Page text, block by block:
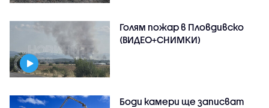
Голям пожар в Пловдивско
(ВИДЕО+СНИМКИ)
Боди камери ще записват